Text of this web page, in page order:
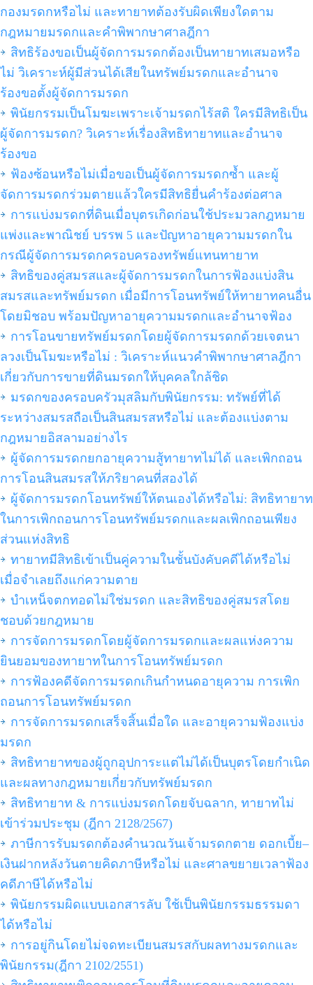
กองมรดกหรือไม่ และทายาทต้องรับผิดเพียงใดตาม
กฎหมายมรดกและคำพิพากษาศาลฎีกา
สิทธิร้องขอเป็นผู้จัดการมรดกต้องเป็นทายาทเสมอหรือ
ไม่ วิเคราะห์ผู้มีส่วนได้เสียในทรัพย์มรดกและอำนาจ
ร้องขอตั้งผู้จัดการมรดก
พินัยกรรมเป็นโมฆะเพราะเจ้ามรดกไร้สติ ใครมีสิทธิเป็น
ผู้จัดการมรดก? วิเคราะห์เรื่องสิทธิทายาทและอำนาจ
ร้องขอ
ฟ้องซ้อนหรือไม่เมื่อขอเป็นผู้จัดการมรดกซ้ำ และผู้
จัดการมรดกร่วมตายแล้วใครมีสิทธิยื่นคำร้องต่อศาล
การแบ่งมรดกที่ดินเมื่อบุตรเกิดก่อนใช้ประมวลกฎหมาย
แพ่งและพาณิชย์ บรรพ 5 และปัญหาอายุความมรดกใน
กรณีผู้จัดการมรดกครอบครองทรัพย์แทนทายาท
สิทธิของคู่สมรสและผู้จัดการมรดกในการฟ้องแบ่งสิน
สมรสและทรัพย์มรดก เมื่อมีการโอนทรัพย์ให้ทายาทคนอื่น
โดยมิชอบ พร้อมปัญหาอายุความมรดกและอำนาจฟ้อง
การโอนขายทรัพย์มรดกโดยผู้จัดการมรดกด้วยเจตนา
ลวงเป็นโมฆะหรือไม่ : วิเคราะห์แนวคำพิพากษาศาลฎีกา
เกี่ยวกับการขายที่ดินมรดกให้บุคคลใกล้ชิด
มรดกของครอบครัวมุสลิมกับพินัยกรรม: ทรัพย์ที่ได้
ระหว่างสมรสถือเป็นสินสมรสหรือไม่ และต้องแบ่งตาม
กฎหมายอิสลามอย่างไร
ผู้จัดการมรดกยกอายุความสู้ทายาทไม่ได้ และเพิกถอน
การโอนสินสมรสให้ภริยาคนที่สองได้
ผู้จัดการมรดกโอนทรัพย์ให้ตนเองได้หรือไม่: สิทธิทายาท
ในการเพิกถอนการโอนทรัพย์มรดกและผลเพิกถอนเพียง
ส่วนแห่งสิทธิ
ทายาทมีสิทธิเข้าเป็นคู่ความในชั้นบังคับคดีได้หรือไม่
เมื่อจำเลยถึงแก่ความตาย
บำเหน็จตกทอดไม่ใช่มรดก และสิทธิของคู่สมรสโดย
ชอบด้วยกฎหมาย
การจัดการมรดกโดยผู้จัดการมรดกและผลแห่งความ
ยินยอมของทายาทในการโอนทรัพย์มรดก
การฟ้องคดีจัดการมรดกเกินกำหนดอายุความ การเพิก
ถอนการโอนทรัพย์มรดก
การจัดการมรดกเสร็จสิ้นเมื่อใด และอายุความฟ้องแบ่ง
มรดก
สิทธิทายาทของผู้ถูกอุปการะแต่ไม่ได้เป็นบุตรโดยกำเนิด
และผลทางกฎหมายเกี่ยวกับทรัพย์มรดก
สิทธิทายาท & การแบ่งมรดกโดยจับฉลาก, ทายาทไม่
เข้าร่วมประชุม (ฎีกา 2128/2567)
ภาษีการรับมรดกต้องคำนวณวันเจ้ามรดกตาย ดอกเบี้ย–
เงินฝากหลังวันตายคิดภาษีหรือไม่ และศาลขยายเวลาฟ้อง
คดีภาษีได้หรือไม่
พินัยกรรมผิดแบบเอกสารลับ ใช้เป็นพินัยกรรมธรรมดา
ได้หรือไม่
การอยู่กินโดยไม่จดทะเบียนสมรสกับผลทางมรดกและ
พินัยกรรม(ฎีกา 2102/2551)